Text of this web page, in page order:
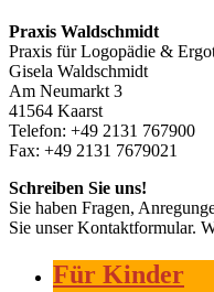
Praxis Waldschmidt
Praxis für Logopädie &
Gisela Waldschmidt
Am Neumarkt 3
41564 Kaarst
Telefon: +49 2131 767900
Fax: +49 2131 7679021
Schreiben Sie uns!
Sie haben Fragen,
Sie unser Kontaktformular.
Für Kinder